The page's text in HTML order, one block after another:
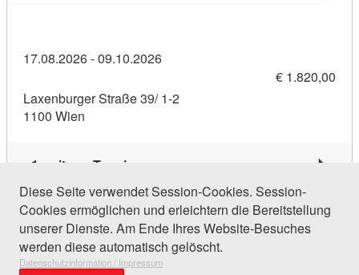
17.08.2026 - 09.10.2026
€ 1.820,00
Laxenburger Straße 39/ 1-2
1100 Wien
1 weiterer Termin
398 Einträge gefunden (1 von 19)
Diese Seite verwendet Session-Cookies. Session-
Cookies ermöglichen und erleichtern die Bereitstellung
unserer Dienste. Am Ende Ihres Website-Besuches
werden diese automatisch gelöscht.
Datenschutzinformation / Impressum